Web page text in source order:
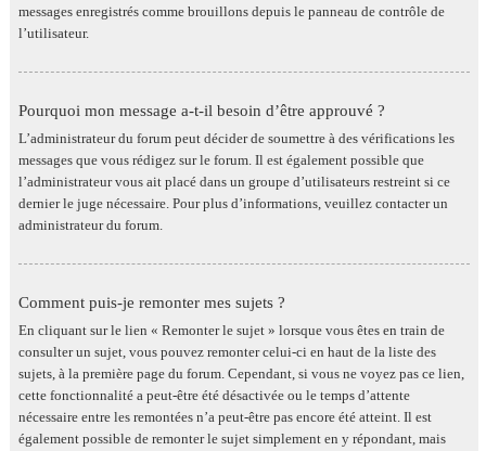
messages enregistrés comme brouillons depuis le panneau de contrôle de
l’utilisateur.
Pourquoi mon message a-t-il besoin d’être approuvé ?
L’administrateur du forum peut décider de soumettre à des vérifications les
messages que vous rédigez sur le forum. Il est également possible que
l’administrateur vous ait placé dans un groupe d’utilisateurs restreint si ce
dernier le juge nécessaire. Pour plus d’informations, veuillez contacter un
administrateur du forum.
Comment puis-je remonter mes sujets ?
En cliquant sur le lien « Remonter le sujet » lorsque vous êtes en train de
consulter un sujet, vous pouvez remonter celui-ci en haut de la liste des
sujets, à la première page du forum. Cependant, si vous ne voyez pas ce lien,
cette fonctionnalité a peut-être été désactivée ou le temps d’attente
nécessaire entre les remontées n’a peut-être pas encore été atteint. Il est
également possible de remonter le sujet simplement en y répondant, mais